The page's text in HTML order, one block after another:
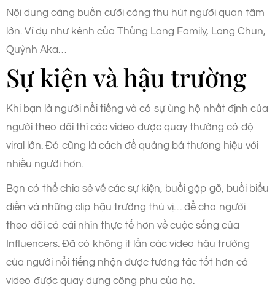
Nội dung càng buồn cười càng thu hút người quan tâm
lớn. Ví dụ như kênh của Thủng Long Family, Long Chun,
Quỳnh Aka…
Sự kiện và hậu trường
Khi bạn là người nổi tiếng và có sự ủng hộ nhất định của
người theo dõi thì các video được quay thường có độ
viral lớn. Đó cũng là cách để quảng bá thương hiệu với
nhiều người hơn.
Bạn có thể chia sẻ về các sự kiện, buổi gặp gỡ, buổi biểu
diễn và những clip hậu trường thú vị… để cho người
theo dõi có cái nhìn thực tế hơn về cuộc sống của
Influencers. Đã có không ít lần các video hậu trường
của người nổi tiếng nhận được tương tác tốt hơn cả
video được quay dựng công phu của họ.